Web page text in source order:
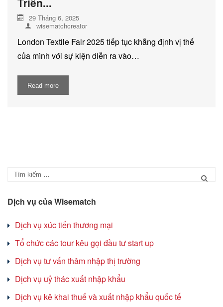
29 Tháng 6, 2025
wisematchcreator
London Textile Fair 2025 tiếp tục khẳng định vị thế
của mình với sự kiện diễn ra vào…
Read more
Dịch vụ của Wisematch
Dịch vụ xúc tiến thương mại
Tổ chức các tour kêu gọi đầu tư start up
Dịch vụ tư vấn thâm nhập thị trường
Dịch vụ uỷ thác xuất nhập khẩu
Dịch vụ kê khai thuế và xuất nhập khẩu quốc tế